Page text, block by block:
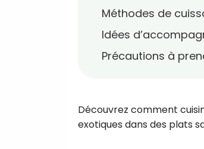
Méthodes de
Idées
Précautions à
Découvrez comment
exotiques dans des plats